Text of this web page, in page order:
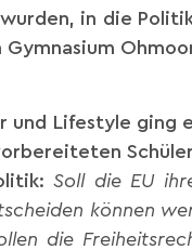
in die
Lifestyle ging
Soll die EU
können
die